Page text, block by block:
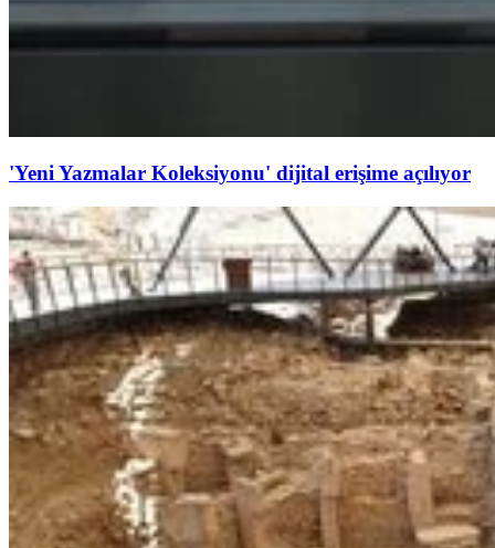
'Yeni Yazmalar Koleksiyonu' dijital erişime açılıyor